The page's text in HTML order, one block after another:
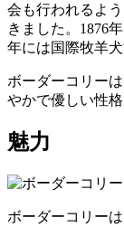
会も行われるよ
きました。1876
年には国際牧羊
ボーダーコリーは
やかで優しい性格
魅力
ボーダーコリー